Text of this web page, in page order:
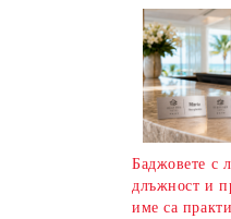
Баджовете с
длъжност и
име са